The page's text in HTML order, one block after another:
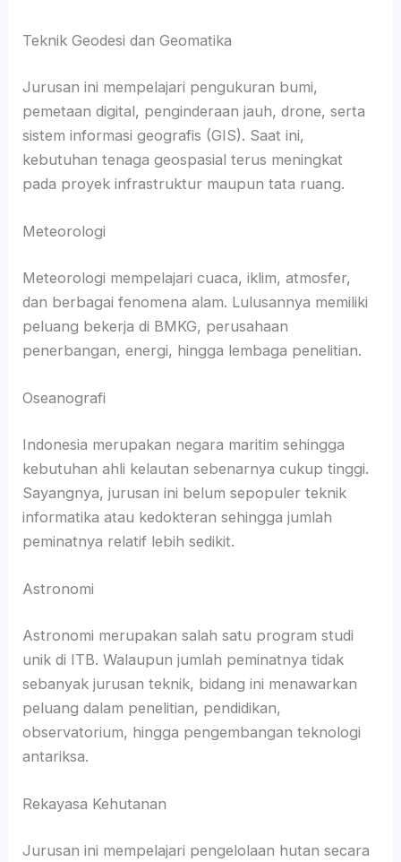
Teknik Geodesi dan Geomatika
Jurusan ini mempelajari pengukuran bumi,
pemetaan digital, penginderaan jauh, drone, serta
sistem informasi geografis (GIS). Saat ini,
kebutuhan tenaga geospasial terus meningkat
pada proyek infrastruktur maupun tata ruang.
Meteorologi
Meteorologi mempelajari cuaca, iklim, atmosfer,
dan berbagai fenomena alam. Lulusannya memiliki
peluang bekerja di BMKG, perusahaan
penerbangan, energi, hingga lembaga penelitian.
Oseanografi
Indonesia merupakan negara maritim sehingga
kebutuhan ahli kelautan sebenarnya cukup tinggi.
Sayangnya, jurusan ini belum sepopuler teknik
informatika atau kedokteran sehingga jumlah
peminatnya relatif lebih sedikit.
Astronomi
Astronomi merupakan salah satu program studi
unik di ITB. Walaupun jumlah peminatnya tidak
sebanyak jurusan teknik, bidang ini menawarkan
peluang dalam penelitian, pendidikan,
observatorium, hingga pengembangan teknologi
antariksa.
Rekayasa Kehutanan
Jurusan ini mempelajari pengelolaan hutan secara